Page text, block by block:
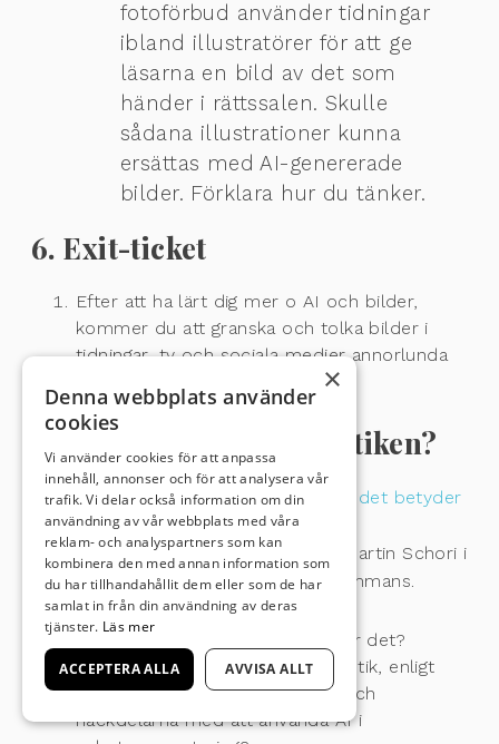
fotoförbud använder tidningar
ibland illustratörer för att ge
läsarna en bild av det som
händer i rättssalen. Skulle
sådana illustrationer kunna
ersättas med AI-genererade
bilder. Förklara hur du tänker.
6. Exit-ticket
Efter att ha lärt dig mer o AI och bilder,
kommer du att granska och tolka bilder i
tidningar, tv och sociala medier annorlunda
1. Påverkar AI journalistiken?
Läs artikeln ”AI-kriget och ChatGPT – det betyder
det för journalistiken” och ” Kommer
”gammelmedierna” överleva AI?
” av Martin Schori i
Aftonbladet. Diskutera frågorna tillsammans.
Vad är ChatGPT och hur fungerar det?
Vilken roll kan AI spela i journalistik, enligt
skribenten? Vilka är fördelarna och
nackdelarna med att använda AI i
×
Denna webbplats använder
cookies
Vi använder cookies för att anpassa
innehåll, annonser och för att analysera vår
trafik. Vi delar också information om din
användning av vår webbplats med våra
reklam- och analyspartners som kan
kombinera den med annan information som
du har tillhandahållit dem eller som de har
samlat in från din användning av deras
tjänster. Läs mer
ACCEPTERA ALLA AVVISA ALLT